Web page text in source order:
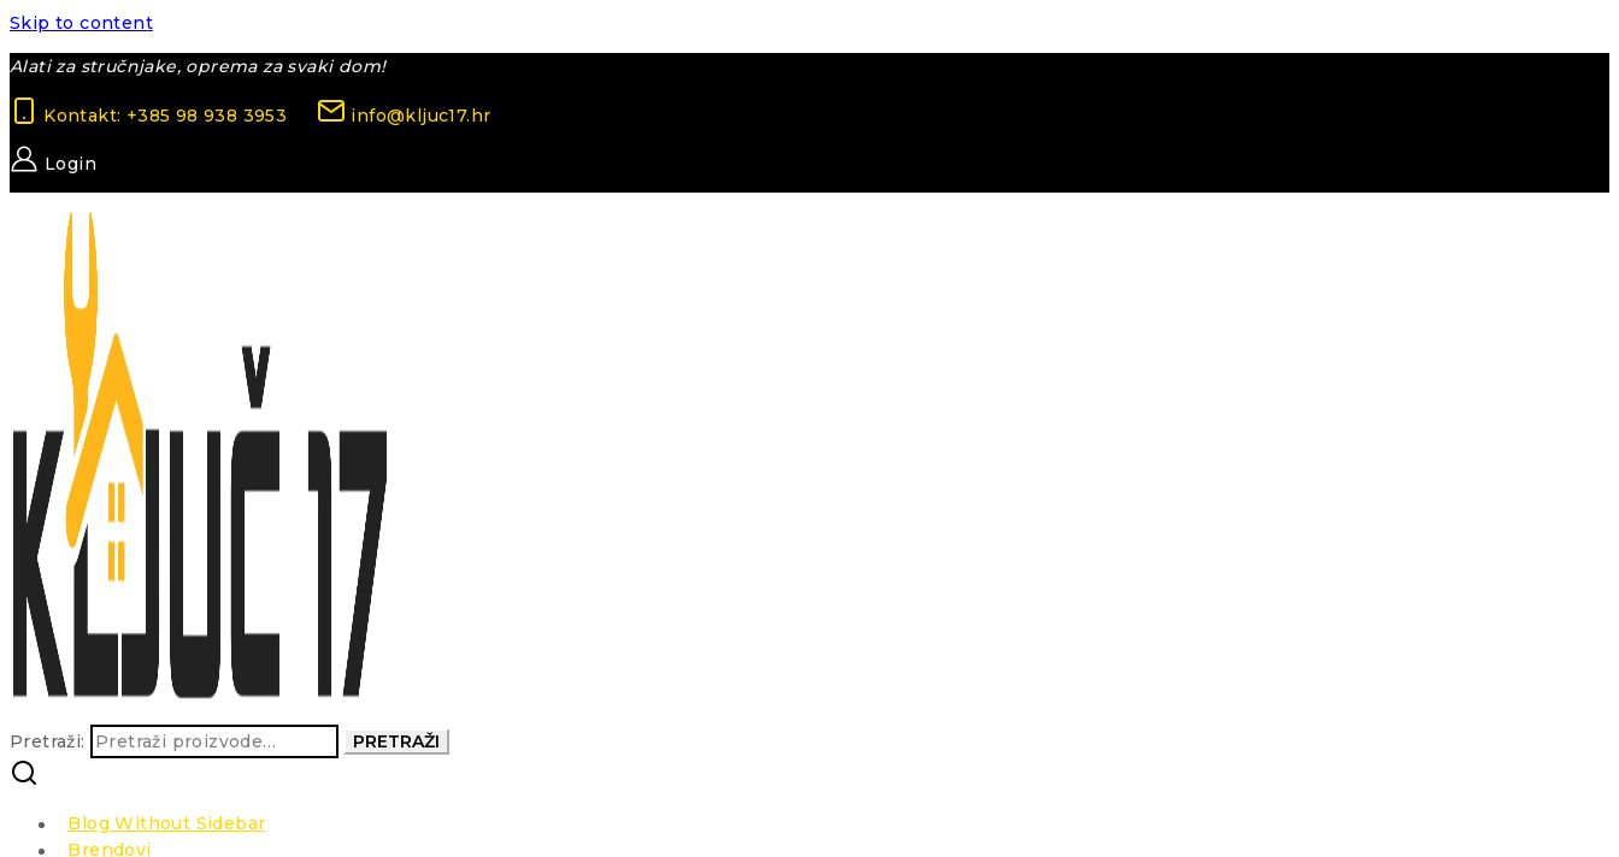
Skip to content
Alati za stručnjake, oprema za svaki dom!
Kontakt: +385 98 938 3953 info@kljuc17.hr
Login
Pretraži: PRETRAŽI
Blog Without Sidebar
Brendovi